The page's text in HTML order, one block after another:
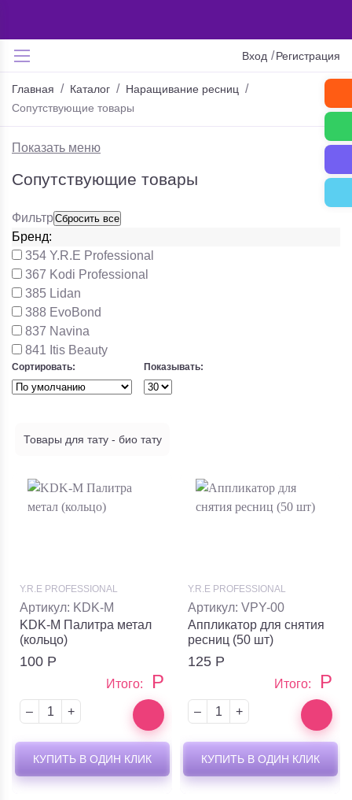
Вход /Регистрация
Главная Каталог
Наращивание ресниц
Сопутствующие товары
Показать меню
Сопутствующие товары
Фильтр
Бренд:
354 Y.R.E Professional
367 Kodi Professional
385 Lidan
388 EvoBond
837 Navina
841 Itis Beauty
Сортировать: Показывать:
Товары для тату - био тату
Y.R.E PROFESSIONAL
Артикул: KDK-M
KDK-M Палитра метал
(кольцо)
100 Р
Итого: Р
– +
КУПИТЬ В ОДИН КЛИК
Y.R.E PROFESSIONAL
Артикул: VPY-00
Аппликатор для снятия
ресниц (50 шт)
125 Р
Итого: Р
– +
КУПИТЬ В ОДИН КЛИК
Комментарий к заказу
склада:
Выбранный
магазин:
Служба доставки: